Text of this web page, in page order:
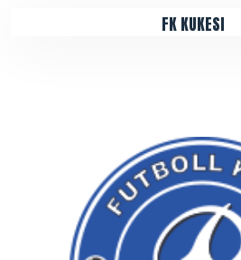
FK KUKESI